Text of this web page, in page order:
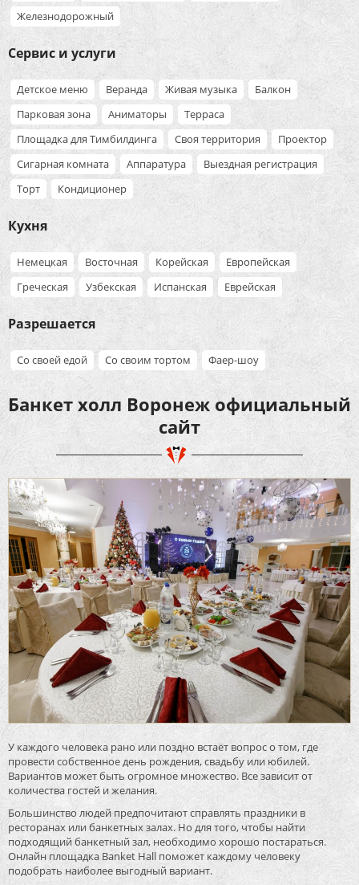
Железнодорожный
Сервис и услуги
Детское меню Веранда Живая музыка
Балкон
Парковая зона
Аниматоры
Терраса
Площадка для Тимбилдинга
Своя территория
Проектор
Сигарная комната
Аппаратура
Выездная регистрация
Торт
Кондиционер
Кухня
Немецкая Восточная Корейская
Европейская
Греческая
Узбекская Испанская Еврейская
Разрешается
Со своей едой Со своим тортом Фаер-шоу
Банкет холл Воронеж официальный
сайт
У каждого человека рано или поздно встаёт вопрос о том, где
провести собственное день рождения, свадьбу или юбилей.
Вариантов может быть огромное множество. Все зависит от
количества гостей и желания.
Большинство людей предпочитают справлять праздники в
ресторанах или банкетных залах. Но для того, чтобы найти
подходящий банкетный зал, необходимо хорошо постараться.
Онлайн площадка Banket Hall поможет каждому человеку
подобрать наиболее выгодный вариант.